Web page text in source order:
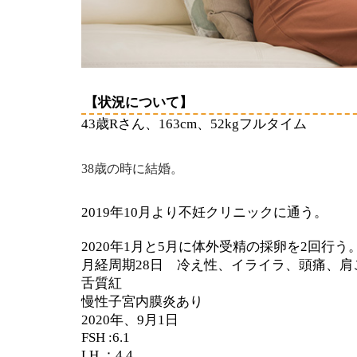
【状況について】
43歳Rさん、163cm、52kgフルタイム
38歳の時に結婚。
2019年10 月より不妊クリニックに通う。
2020年1 月と 5 月に体外受精の採卵を2回行う
月経周期28 日 冷え性、イライラ、頭痛、肩
舌質紅
慢性子宮内膜炎あり
2020年、 9 月 1 日
FSH :6.1